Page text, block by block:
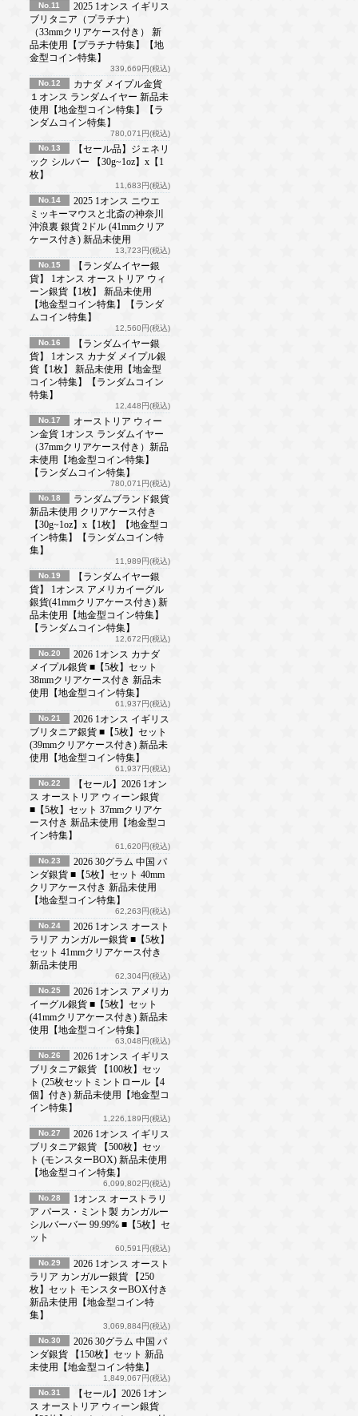
No.11
2025 1オンス イギリス
ブリタニア（プラチナ）
（33mmクリアケース付き） 新
品未使用【プラチナ特集】【地
金型コイン特集】
339,669円(税込)
No.12
カナダ メイプル金貨
１オンス ランダムイヤー 新品未
使用【地金型コイン特集】【ラ
ンダムコイン特集】
780,071円(税込)
No.13
【セール品】ジェネリ
ック シルバー 【30g~1oz】x【1
枚】
11,683円(税込)
No.14
2025 1オンス ニウエ
ミッキーマウスと北斎の神奈川
沖浪裏 銀貨 2ドル (41mmクリア
ケース付き) 新品未使用
13,723円(税込)
No.15
【ランダムイヤー銀
貨】 1オンス オーストリア ウィ
ーン銀貨【1枚】 新品未使用
【地金型コイン特集】【ランダ
ムコイン特集】
12,560円(税込)
No.16
【ランダムイヤー銀
貨】 1オンス カナダ メイプル銀
貨【1枚】 新品未使用【地金型
コイン特集】【ランダムコイン
特集】
12,448円(税込)
No.17
オーストリア ウィー
ン金貨 1オンス ランダムイヤー
（37mmクリアケース付き）新品
未使用【地金型コイン特集】
【ランダムコイン特集】
780,071円(税込)
No.18
ランダムブランド銀貨
新品未使用 クリアケース付き
【30g~1oz】x【1枚】【地金型コ
イン特集】【ランダムコイン特
集】
11,989円(税込)
No.19
【ランダムイヤー銀
貨】 1オンス アメリカイーグル
銀貨(41mmクリアケース付き) 新
品未使用【地金型コイン特集】
【ランダムコイン特集】
12,672円(税込)
No.20
2026 1オンス カナダ
メイプル銀貨 ■【5枚】セット
38mmクリアケース付き 新品未
使用【地金型コイン特集】
61,937円(税込)
No.21
2026 1オンス イギリス
ブリタニア銀貨 ■【5枚】セット
(39mmクリアケース付き) 新品未
使用【地金型コイン特集】
61,937円(税込)
No.22
【セール】2026 1オン
ス オーストリア ウィーン銀貨
■【5枚】セット 37mmクリアケ
ース付き 新品未使用【地金型コ
イン特集】
61,620円(税込)
No.23
2026 30グラム 中国 パ
ンダ銀貨 ■【5枚】セット 40mm
クリアケース付き 新品未使用
【地金型コイン特集】
62,263円(税込)
No.24
2026 1オンス オースト
ラリア カンガルー銀貨 ■【5枚】
セット 41mmクリアケース付き
新品未使用
62,304円(税込)
No.25
2026 1オンス アメリカ
イーグル銀貨 ■【5枚】セット
(41mmクリアケース付き) 新品未
使用【地金型コイン特集】
63,048円(税込)
No.26
2026 1オンス イギリス
ブリタニア銀貨 【100枚】セッ
ト (25枚セットミントロール【4
個】付き) 新品未使用【地金型コ
イン特集】
1,226,189円(税込)
No.27
2026 1オンス イギリス
ブリタニア銀貨 【500枚】セッ
ト (モンスターBOX) 新品未使用
【地金型コイン特集】
6,099,802円(税込)
No.28
1オンス オーストラリ
ア パース・ミント製 カンガルー
シルバーバー 99.99% ■【5枚】セ
ット
60,591円(税込)
No.29
2026 1オンス オースト
ラリア カンガルー銀貨 【250
枚】セット モンスターBOX付き
新品未使用【地金型コイン特
集】
3,069,884円(税込)
No.30
2026 30グラム 中国 パ
ンダ銀貨 【150枚】セット 新品
未使用【地金型コイン特集】
1,849,067円(税込)
No.31
【セール】2026 1オン
ス オーストリア ウィーン銀貨